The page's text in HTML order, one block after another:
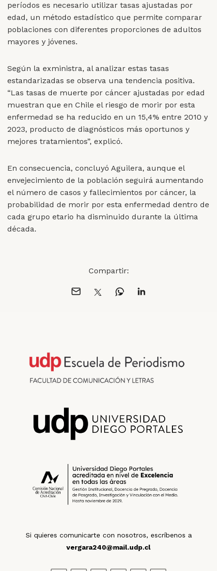
períodos es necesario utilizar tasas ajustadas por
edad, un método estadístico que permite comparar
poblaciones con diferentes proporciones de adultos
mayores y jóvenes.
Según la exministra, al analizar estas tasas
estandarizadas se observa una tendencia positiva.
“Las tasas de muerte por cáncer ajustadas por edad
muestran que en Chile el riesgo de morir por esta
enfermedad se ha reducido en un 15,4% entre 2010 y
2023, producto de diagnósticos más oportunos y
mejores tratamientos”, explicó.
En consecuencia, concluyó Aguilera, aunque el
envejecimiento de la población seguirá aumentando
el número de casos y fallecimientos por cáncer, la
probabilidad de morir por esta enfermedad dentro de
cada grupo etario ha disminuido durante la última
década.
Compartir:
Si quieres comunicarte con nosotros, escríbenos a
vergara240@mail.udp.cl